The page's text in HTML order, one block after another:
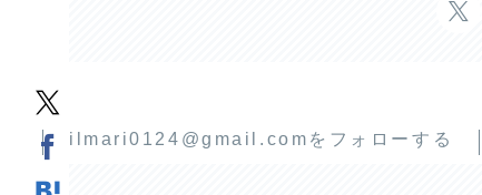
ilmari0124@gmail.comをフォローする